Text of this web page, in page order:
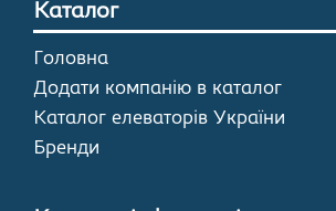
Каталог
Головна
Додати компанію в каталог
Каталог елеваторів України
Бренди